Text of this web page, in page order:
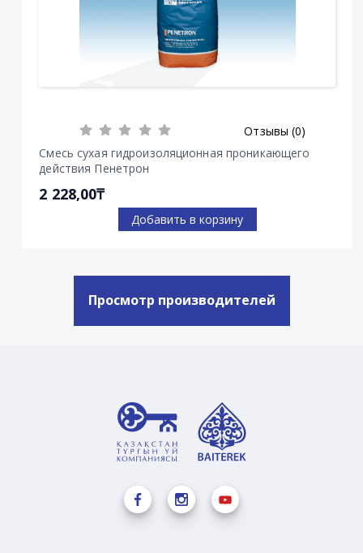
Отзывы (0)
Смесь сухая гидроизоляционная проникающего
действия Пенетрон
2 228,00₸
Добавить в корзину
Просмотр производителей